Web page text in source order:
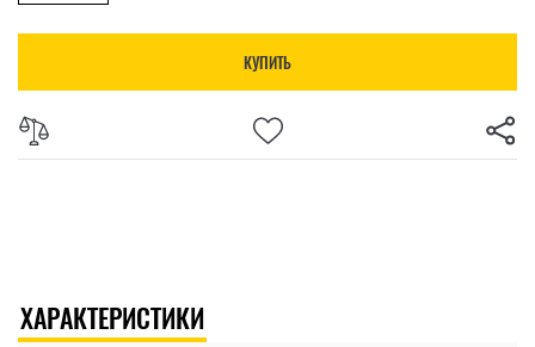
КУПИТЬ
ХАРАКТЕРИСТИКИ